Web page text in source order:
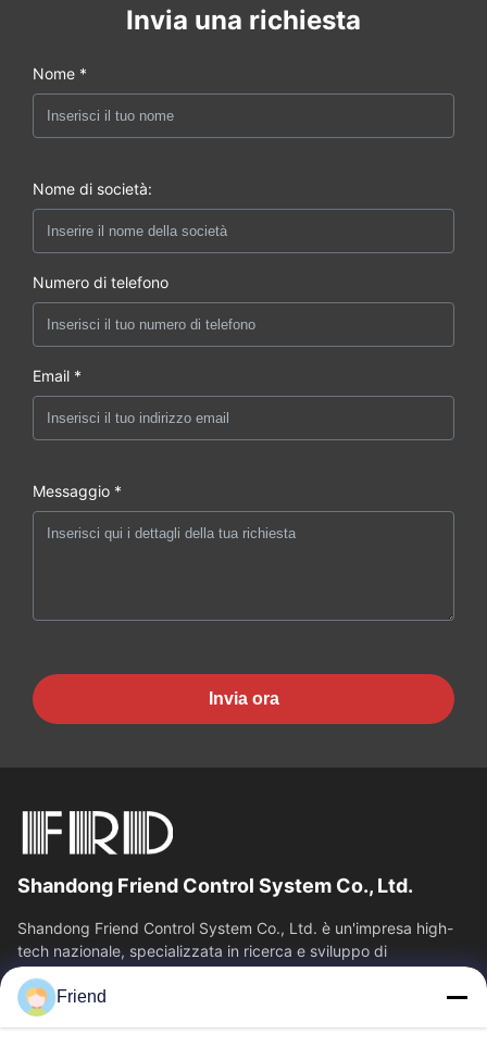
Invia una richiesta
Nome *
Nome di società:
Numero di telefono
Email *
Messaggio *
Invia ora
Shandong Friend Control System Co., Ltd.
Shandong Friend Control System Co., Ltd. è un'impresa high-
tech nazionale, specializzata in ricerca e sviluppo di
strumentazione, produzione e...
Collegamenti Rapidi
Friend